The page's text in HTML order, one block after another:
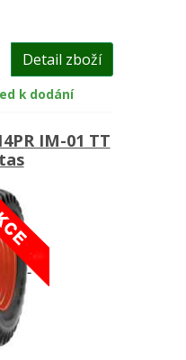
Detail zboží
k dodání
IM-01 TT